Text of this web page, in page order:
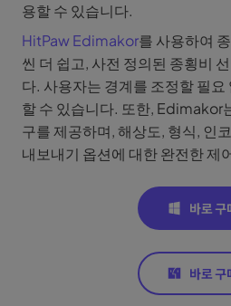
용할 수 있습니다.
HitPaw Edimakor를 사용하여
씬 더 쉽고, 사전 정의된 종횡비
다. 사용자는 경계를 조정할 필
할 수 있습니다. 또한, Edimakor
구를 제공하며, 해상도, 형식, 인
내보내기 옵션에 대한 완전한 제